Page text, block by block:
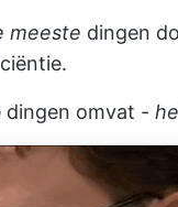
meeste dingen
dingen omvat -